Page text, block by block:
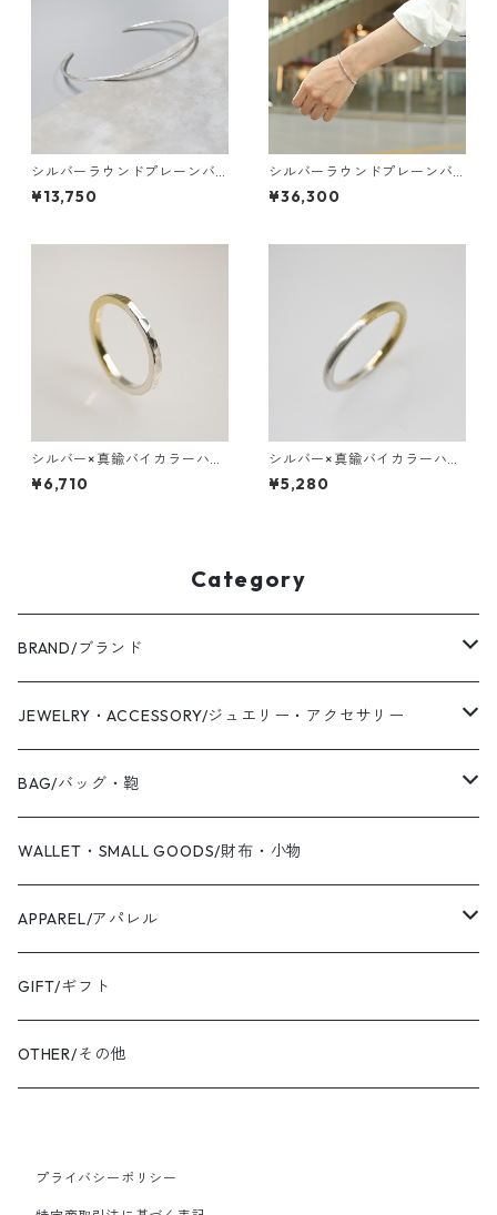
シルバーラウンドプレーンバ
ングル 1.5mm幅 つや消し槌目
｜FA-1095
¥13,750
シルバーラウンドプレーンバ
ングル 3.0mm幅 鏡面｜FA-11
07
¥36,300
シルバー×真鍮バイカラーハー
フフラットリング 2.0mm幅
槌目｜WKS SV×BS BI-COLOR
¥6,710
シルバー×真鍮バイカラーハー
フプレーンリング 2.0mm幅
つや消し｜WKS SV×BS BI-CO
¥5,280
Category
BRAND/ブランド
WAS KNOT WAS
2019 S/S
Coaling Cards Publisher
JEWELRY・ACCESSORY/ジュエリー・アクセサリー
RING/リング・指輪
PIERCED EARRINGS/ピアス
EAR CUFF/イヤーカフ
BANGLE・BRACELET/バングル・ブレスレット
K18YG/K18イエローゴールド
PT900/プラチナ
BAG/バッグ・鞄
CANVAS/帆布
LEATHER/皮革
トートバッグ
ショルダーバッグ
WALLET・SMALL GOODS/財布・小物
APPAREL/アパレル
TOPS/トップス
SHIRT・BLOUSE/シャツ・ブラウス
OUTER/アウター
GIFT/ギフト
OTHER/その他
プライバシーポリシー